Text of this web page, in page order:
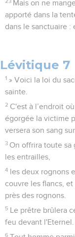
Mais on ne
apporté dans la
dans le sanctuaire :
Lévitique 7
1 » Voici la loi du
sainte.
2 C'est à l’endroit
égorgée la victime
versera son sang
3 On offrira toute sa
les entrailles,
4 les deux rognons
couvre les flancs,
près des rognons.
5 Le prêtre brûlera
feu devant
6